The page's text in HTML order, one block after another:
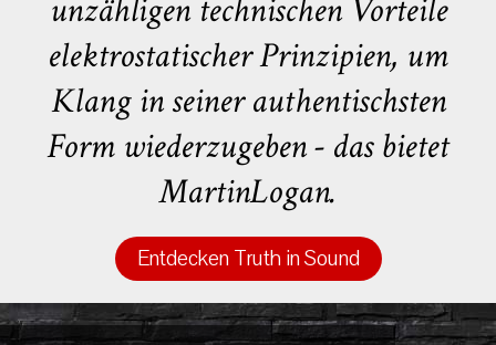
unzähligen technischen Vorteile
elektrostatischer Prinzipien, um
Klang in seiner authentischsten
Form wiederzugeben - das bietet
MartinLogan.
Entdecken Truth in Sound